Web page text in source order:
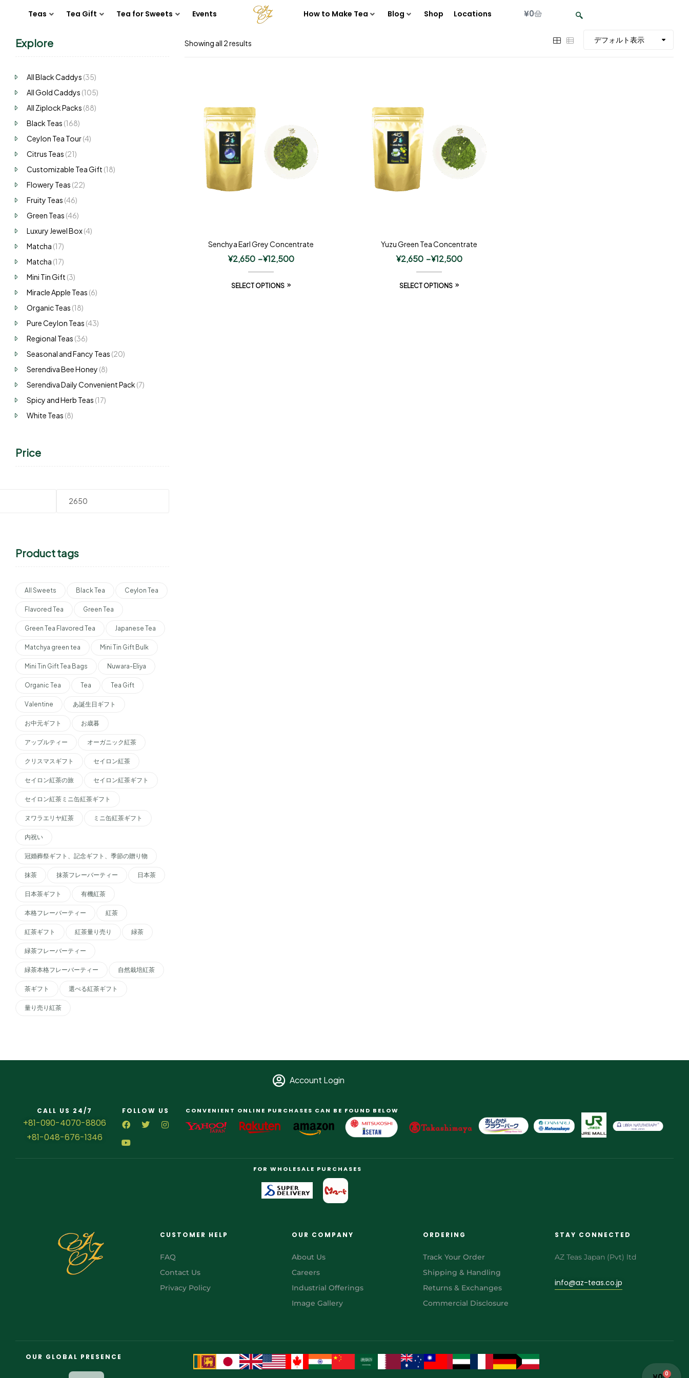
Teas Tea Gift Tea for Sweets Events How to Make Tea Blog Shop Locations ¥0
0
Showing all 2 results
Senchya Earl Grey Concentrate
¥2,650 –¥12,500
SELECT OPTIONS
Yuzu Green Tea Concentrate
¥2,650 –¥12,500
SELECT OPTIONS
Explore
All Black Caddys (35)
All Gold Caddys (105)
All Ziplock Packs (88)
Black Teas (168)
Ceylon Tea Tour(4)
Citrus Teas (21)
Customizable Tea Gift (18)
Flowery Teas (22)
Fruity Teas (46)
Green Teas (46)
Luxury Jewel Box(4)
Matcha (17)
Matcha (17)
Mini Tin Gift (3)
Miracle Apple Teas (6)
Organic Teas (18)
Pure Ceylon Teas (43)
Regional Teas (36)
Seasonal and Fancy Teas (20)
Serendiva Bee Honey (8)
Serendiva Daily Convenient Pack (7)
Spicy and Herb Teas (17)
White Teas (8)
Price
Product tags
All Sweets Black Tea Ceylon Tea
Flavored Tea Green Tea
Green Tea Flavored Tea Japanese Tea
Matchya green tea Mini Tin Gift Bulk
Mini Tin Gift Tea Bags Nuwara-Eliya
Organic Tea Tea Tea Gift
Valentine あ誕生日ギフト
お中元ギフト お歳暮
アップルティー オーガニック紅茶
クリスマスギフト セイロン紅茶
セイロン紅茶の旅 セイロン紅茶ギフト
セイロン紅茶ミニ缶紅茶ギフト
ヌワラエリヤ紅茶 ミニ缶紅茶ギフト
内祝い
冠婚葬祭ギフト、記念ギフト、季節の贈り物
抹茶 抹茶フレーバーティー 日本茶
日本茶ギフト 有機紅茶
本格フレーバーティー 紅茶
紅茶ギフト 紅茶量り売り 緑茶
緑茶フレーバーティー
緑茶本格フレーバーティー 自然栽培紅茶
茶ギフト 選べる紅茶ギフト
量り売り紅茶
Account Login
CALL US 24/7
+81-090-4070-8806
+81-048-676-1346
FOLLOW US CONVENIENT ONLINE PURCHASES CAN BE FOUND BELOW
FOR WHOLESALE PURCHASES
CUSTOMER HELP
FAQ
Contact Us
Privacy Policy
OUR COMPANY
About Us
Careers
Industrial Offerings
Image Gallery
ORDERING
Track Your Order
Shipping & Handling
Returns & Exchanges
Commercial Disclosure
STAY CONNECTED
AZ Teas Japan (Pvt) ltd
info@az-teas.co.jp
OUR GLOBAL PRESENCE